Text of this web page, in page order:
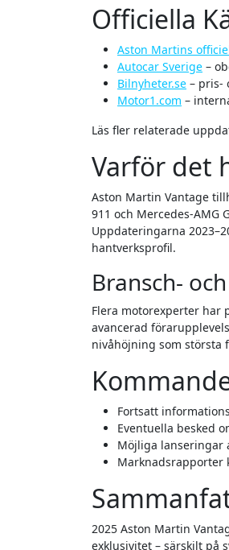
Officiella
Aston Martins
Autocar Sverige –
Bilnyheter.se – pris-
Motor1.com –
Läs fler relaterade
Varför det
Aston Martin Vantage
911 och Mercedes-AMG
Uppdateringarna
hantverksprofil.
Bransch-
Flera motorexperter har
avancerad
nivåhöjning som största
Fortsatt
Eventuella besked
Möjliga lanseringar
Marknadsrapporter
2025 Aston Martin
exklusivitet – särskilt på